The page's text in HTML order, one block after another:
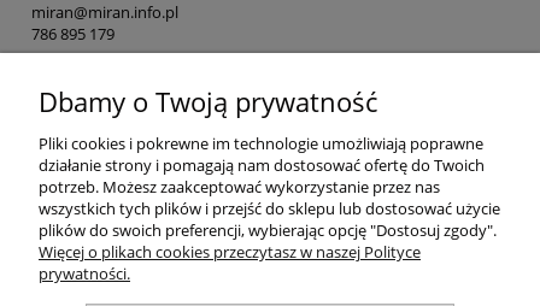
miran@miran.info.pl
786 895 179
POMOC
MOJE KONTO
PŁATNOŚCI I DOSTAWA
Dbamy o Twoją prywatność
Pliki cookies i pokrewne im technologie umożliwiają poprawne
działanie strony i pomagają nam dostosować ofertę do Twoich
potrzeb. Możesz zaakceptować wykorzystanie przez nas
wszystkich tych plików i przejść do sklepu lub dostosować użycie
plików do swoich preferencji, wybierając opcję "Dostosuj zgody".
Więcej o plikach cookies przeczytasz w naszej Polityce
prywatności.